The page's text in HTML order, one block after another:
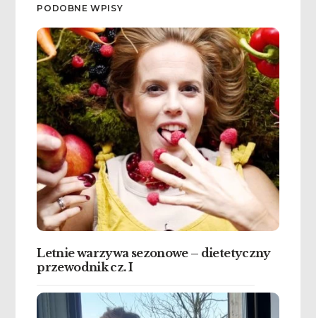
PODOBNE WPISY
Letnie warzywa sezonowe – dietetyczny
przewodnik cz. I